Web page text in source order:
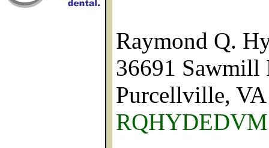
Raymond Q.
36691 Sawmill
Purcellville,